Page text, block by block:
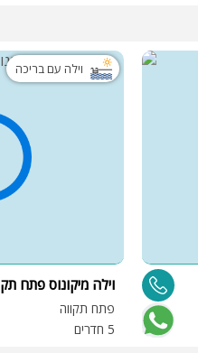
וילה עם בריכה
וילה מיקונוס פתח
פתח תקווה
5 חדרים